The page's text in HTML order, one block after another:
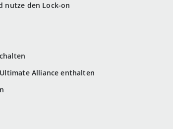
nutze den Lock-on
Alliance enthalten